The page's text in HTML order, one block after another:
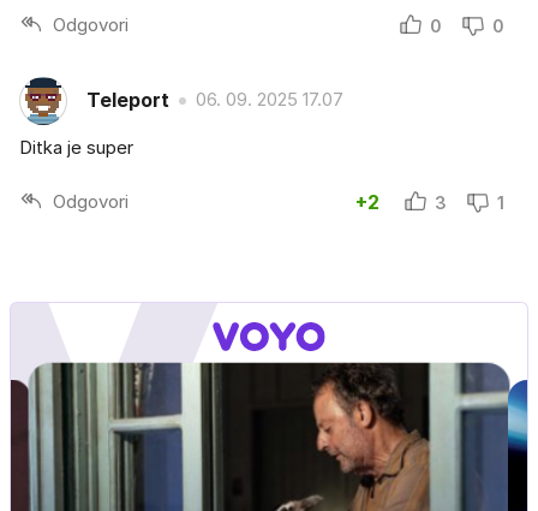
Odgovori 0 0
Teleport 06. 09. 2025 17.07
Ditka je super
Odgovori +2 3 1